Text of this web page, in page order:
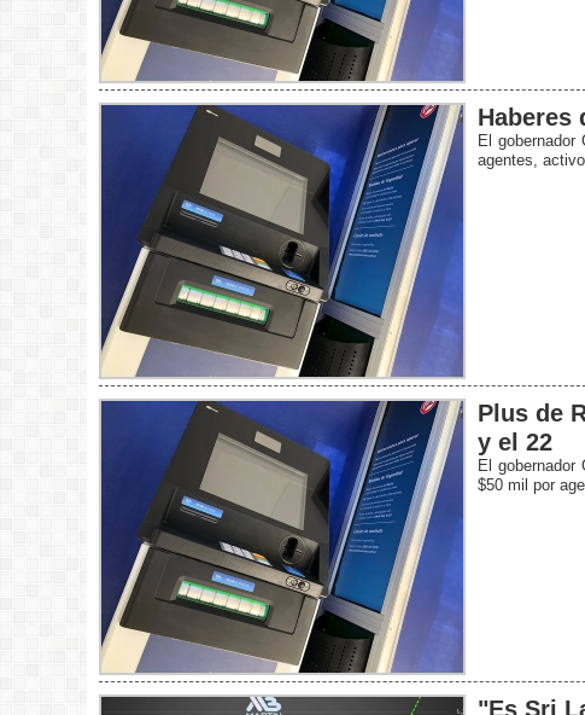
Haberes
El gobernador
agentes,
Plus de
y el 22
El
$50 mil por
"Es Sri